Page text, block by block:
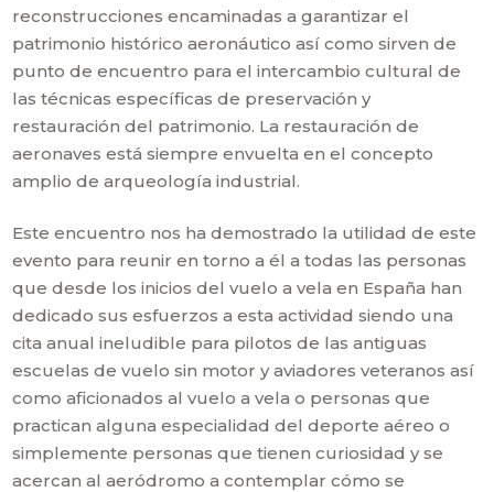
reconstrucciones encaminadas a garantizar el
patrimonio histórico aeronáutico así como sirven de
punto de encuentro para el intercambio cultural de
las técnicas específicas de preservación y
restauración del patrimonio. La restauración de
aeronaves está siempre envuelta en el concepto
amplio de arqueología industrial.
Este encuentro nos ha demostrado la utilidad de este
evento para reunir en torno a él a todas las personas
que desde los inicios del vuelo a vela en España han
dedicado sus esfuerzos a esta actividad siendo una
cita anual ineludible para pilotos de las antiguas
escuelas de vuelo sin motor y aviadores veteranos así
como aficionados al vuelo a vela o personas que
practican alguna especialidad del deporte aéreo o
simplemente personas que tienen curiosidad y se
acercan al aeródromo a contemplar cómo se